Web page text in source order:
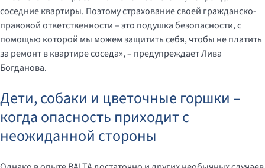
соседние квартиры. Поэтому страхование своей гражданско-
правовой ответственности – это подушка безопасности, с
помощью которой мы можем защитить себя, чтобы не платить
за ремонт в квартире соседа», – предупреждает Лива
Богданова.
Дети, собаки и цветочные горшки –
когда опасность приходит с
неожиданной стороны